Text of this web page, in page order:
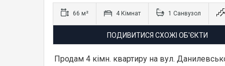
66 м² 4 Кімнат 1 Санвузол
ПОДИВИТИСЯ СХОЖІ ОБ'ЄКТИ
Продам 4 кімн. квартиру на вул.